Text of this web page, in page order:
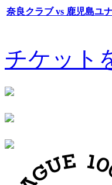
奈良クラブ vs 鹿児島ユ
チケット